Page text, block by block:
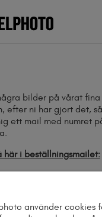
bilder på vårat fina
efter ni har gjort det,
ett mail med numret
här i beställningsmailet:
använder cookies